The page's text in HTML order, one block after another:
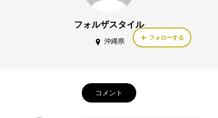
フォルザスタイル
沖縄県 フォローする
コメント